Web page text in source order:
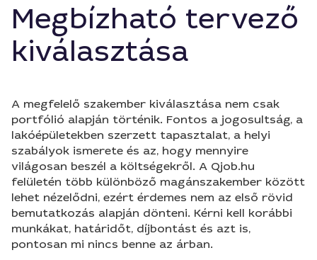
Megbízható tervező
kiválasztása
A megfelelő szakember kiválasztása nem csak
portfólió alapján történik. Fontos a jogosultság, a
lakóépületekben szerzett tapasztalat, a helyi
szabályok ismerete és az, hogy mennyire
világosan beszél a költségekről. A Qjob.hu
felületén több különböző magánszakember között
lehet nézelődni, ezért érdemes nem az első rövid
bemutatkozás alapján dönteni. Kérni kell korábbi
munkákat, határidőt, díjbontást és azt is,
pontosan mi nincs benne az árban.